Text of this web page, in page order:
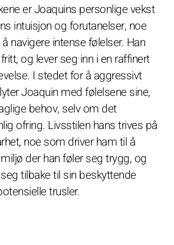
er Joaquins personlige vekst
intuisjon og forutanelser, noe
navigere intense følelser. Han
og lever seg inn i en raffinert
I stedet for å aggressivt
Joaquin med følelsene sine,
behov, selv om det
ofring. Livsstilen hans trives på
noe som driver ham til å
der han føler seg trygg, og
tilbake til sin beskyttende
trusler.